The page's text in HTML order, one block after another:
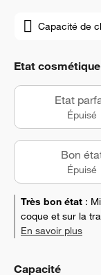
Capacité de
Etat cosmétique
Etat
Épuisé
Bon
Épuisé
Très bon état :
coque et sur la
En savoir plus
Capacité